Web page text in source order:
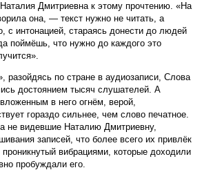
Дмитриевна к этому прочтению. «На
она, — текст нужно не читать, а
с интонацией, стараясь донести до людей
поймёшь, что нужно до каждого это
разойдясь по стране в аудиозаписи, Слова
достоянием тысяч слушателей. А
в него огнём, верой,
гораздо сильнее, чем слово печатное.
не видевшие Наталию Дмитриевну,
записей, что более всего их привлёк
проникнутый вибрациями, которые доходили
пробуждали его.